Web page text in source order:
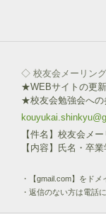
◇ 校友会メーリン
★WEBサイトの更
★校友会勉強会への
【件名】校友会メ
【内容】氏名・卒
・【gmail.com】をド
・返信のない方は電話